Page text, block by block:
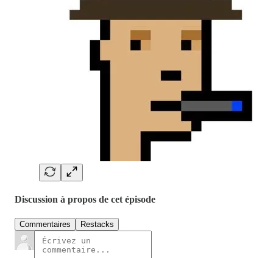
Discussion à propos de cet épisode
Commentaires Restacks